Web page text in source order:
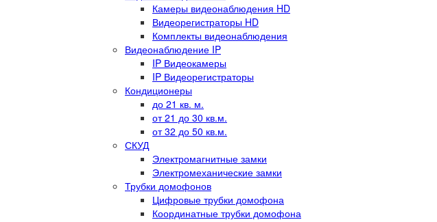
Камеры видеонаблюдения HD
Видеорегистраторы HD
Комплекты видеонаблюдения
Видеонаблюдение IP
IP Видеокамеры
IP Видеорегистраторы
Кондиционеры
до 21 кв. м.
от 21 до 30 кв.м.
от 32 до 50 кв.м.
СКУД
Электромагнитные замки
Электромеханические замки
Трубки домофонов
Цифровые трубки домофона
Координатные трубки домофона